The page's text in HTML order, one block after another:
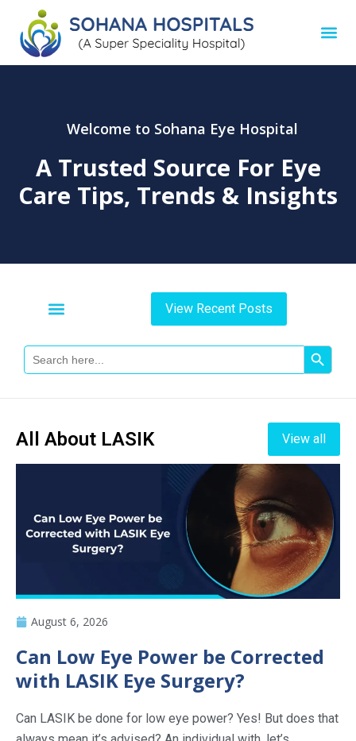
Welcome to Sohana Eye Hospital
A Trusted Source For Eye
Care Tips, Trends & Insights
View Recent Posts
Search
For:
Search Button
All About LASIK View all
August 6, 2026
Can Low Eye Power be Corrected
with LASIK Eye Surgery?
Can LASIK be done for low eye power? Yes! But does that